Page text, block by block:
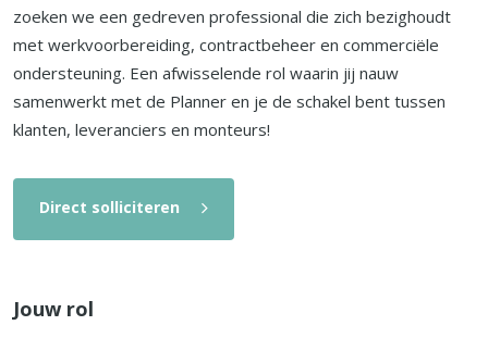
zoeken we een gedreven professional die zich bezighoudt
met werkvoorbereiding, contractbeheer en commerciële
ondersteuning. Een afwisselende rol waarin jij nauw
samenwerkt met de Planner en je de schakel bent tussen
klanten, leveranciers en monteurs!
Direct solliciteren
Jouw rol